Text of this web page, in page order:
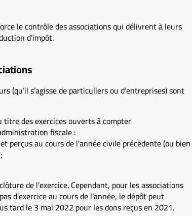
le contrôle des associations qui délivrent à leurs
d’impôt.
(qu’il s’agisse de particuliers ou d’entreprises) sont
des exercices ouverts à compter
fiscale :
au cours de l’année civile précédente (ou bien
de l’exercice. Cependant, pour les associations
d’exercice au cours de l’année, le dépôt peut
tard le 3 mai 2022 pour les dons reçus en 2021.